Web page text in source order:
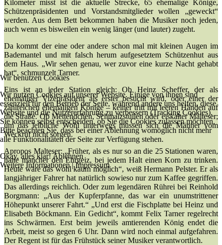
Kilometer misst ist die aktuelle Strecke, 65 ehemalige Könige,
Schützenpräsidenten und Vorstandsmitglieder wollen „geweckt“
werden. Aus dem Bett bekommen haben die Musiker noch jeden,
auch wenn es bisweilen ein wenig länger (und lauter) zugeht.
Da kommt der eine oder andere schon mal mit kleinen Augen im
Bademantel und mit falsch herum aufgesetztem Schützenhut aus
dem Haus. „Wir sehen genau, wer zuvor eine kurze Nacht gehabt
hat“, schmunzelt Tarner.
Eins ist an jeder Station gleich: Ob Heinz Scheffer, der als
ehemaliger Vizepräsident als erster besucht wird, oder einer der
zahlreichen ehemaligen Könige – keiner tritt mit leeren Händen auf
die Straße. Ob Mettendchen, Schmalzstullen oder eiskalter Malteser;
um das leibliche Wohl unterwegs müssen sich die Männer vom
Weckruf nicht sorgen.
Apropos Malteser: „Früher, als es nur so an die 25 Stationen waren,
hatte mancher den Ehrgeiz, bei jedem Halt einen Korn zu trinken.
Heute wäre das wohl kaum möglich“, weiß Hermann Pelster. Er als
langjähriger Fahrer hat natürlich sowieso nur zum Kaffee gegriffen.
Das allerdings reichlich. Oder zum legendären Rührei bei Reinhold
Borgmann: „Aus der Kupferpfanne, das war ein unumstrittener
Höhepunkt unserer Fahrt.“ „Und erst die Fischplatte bei Heinz und
Elisabeth Böckmann. Ein Gedicht“, kommt Felix Tarner regelrecht
ins Schwärmen. Erst beim jeweils amtierenden König endet die
Arbeit, meist so gegen 6 Uhr. Dann wird noch einmal aufgefahren.
Der Regent ist für das Frühstück seiner Musiker verantwortlich.
Wir benutzen Cookies
Wir nutzen Cookies auf unserer Website. Einige von ihnen sind
essenziell für den Betrieb der Seite, während andere uns helfen, diese
Website und die Nutzererfahrung zu verbessern (Tracking Cookies).
Sie können selbst entscheiden, ob Sie die Cookies zulassen möchten.
Bitte beachten Sie, dass bei einer Ablehnung womöglich nicht mehr
alle Funktionalitäten der Seite zur Verfügung stehen.
Okay, alles klar!Ablehnen
Weitere Informationen|Impressum